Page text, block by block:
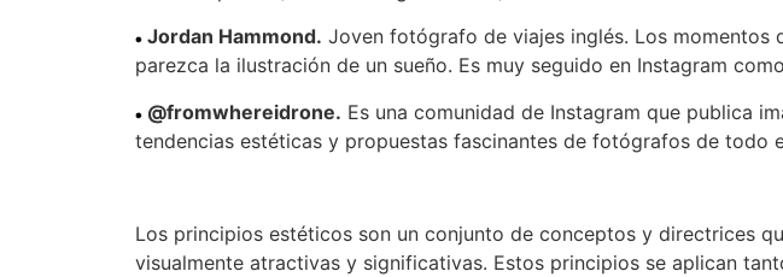
Jordan Hammond. Joven fotógrafo de viajes inglés. Los momentos
parezca la ilustración de un sueño. Es muy seguido en Instagram
@fromwhereidrone. Es una comunidad de Instagram que publica
tendencias estéticas y propuestas fascinantes de fotógrafos de todo
Los principios estéticos son un conjunto de conceptos y directrices
visualmente atractivas y significativas. Estos principios se aplican